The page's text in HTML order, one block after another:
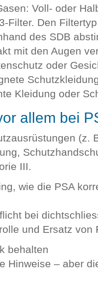
Voll- oder
Filter. Den
des SDB
mit den Augen
oder
Kleidung oder
allem bei
(z.
III.
wie die PSA
bei
und Ersatz von
behalten
Hinweise – aber